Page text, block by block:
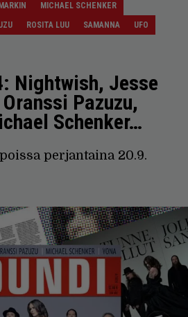
MICHAEL SCHENKER
ROSITA LUU SAMANNA
UFO
Nightwish, Jesse
Pazuzu,
Schenker…
perjantaina 20.9.